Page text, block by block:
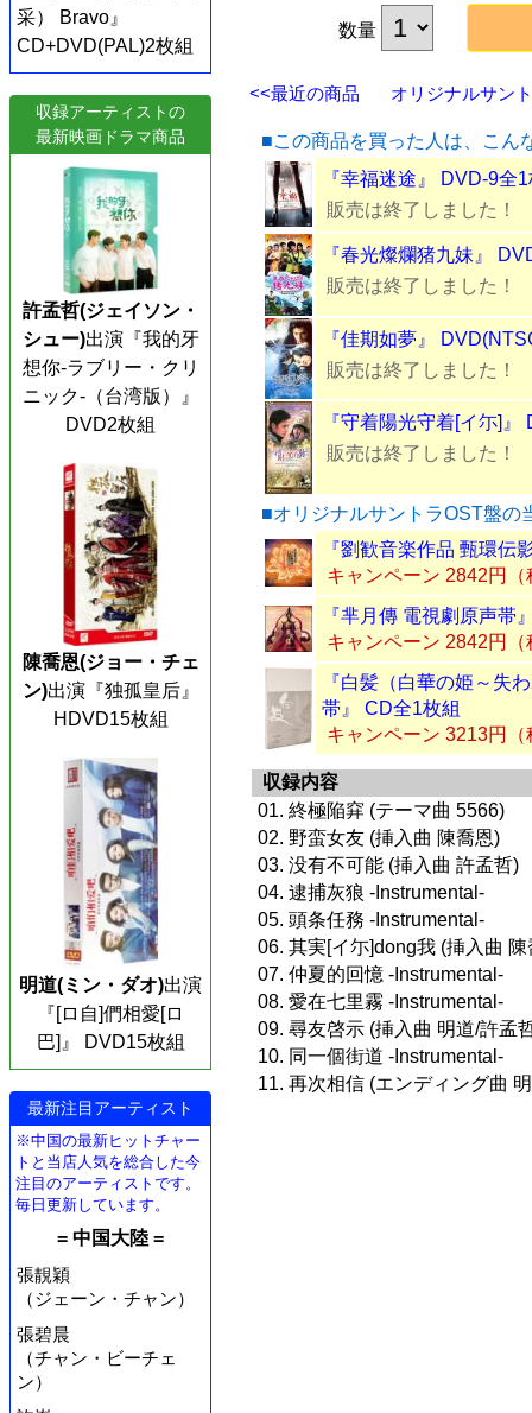
采） Bravo』
CD+DVD(PAL)2枚組
収録アーティストの
最新映画ドラマ商品
許孟哲(ジェイソン・
シュー)出演『我的牙
想你-ラブリー・クリ
ニック-（台湾版）』
DVD2枚組
陳喬恩(ジョー・チェ
ン)出演『独孤皇后』
HDVD15枚組
明道(ミン・ダオ)出演
『[ロ自]們相愛[ロ
巴]』 DVD15枚組
最新注目アーティスト
※中国の最新ヒットチャー
トと当店人気を総合した今
注目のアーティストです。
毎日更新しています。
= 中国大陸 =
張靚穎
（ジェーン・チャン）
張碧晨
（チャン・ビーチェ
ン）
数量
<<最近の商品 オリジナルサン
■この商品を買った人は、こん
『幸福迷途』 DVD-9全
販売は終了しました！
『春光燦爛猪九妹』
販売は終了しました！
『佳期如夢』
販売は終了しました！
『守着陽光守着[イ尓]
販売は終了しました！
■オリジナルサントラOST盤の
『劉歓音楽作品 甄環伝
キャンペーン 2842円（
『芈月傳 電視劇原声帯
キャンペーン 2842円（
『白髪（白華の姫～失
帯』 CD全1枚組
キャンペーン 3213円（
収録内容
01. 終極陥穽 (テーマ曲 5566)
02. 野蛮女友 (挿入曲 陳喬恩)
03. 没有不可能 (挿入曲 許孟哲)
04. 逮捕灰狼 -Instrumental-
05. 頭条任務 -Instrumental-
06. 其実[イ尓]dong我 (挿入曲 陳
07. 仲夏的回憶 -Instrumental-
08. 愛在七里霧 -Instrumental-
09. 尋友啓示 (挿入曲 明道/許孟
10. 同一個街道 -Instrumental-
11. 再次相信 (エンディング曲